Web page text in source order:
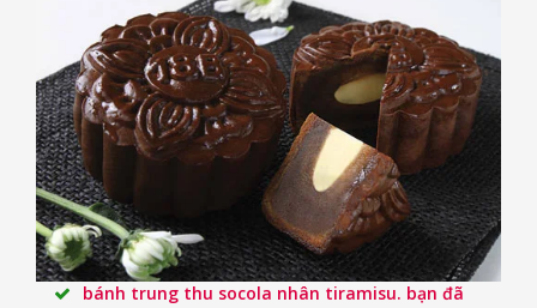
bánh trung thu socola nhân tiramisu. bạn đã